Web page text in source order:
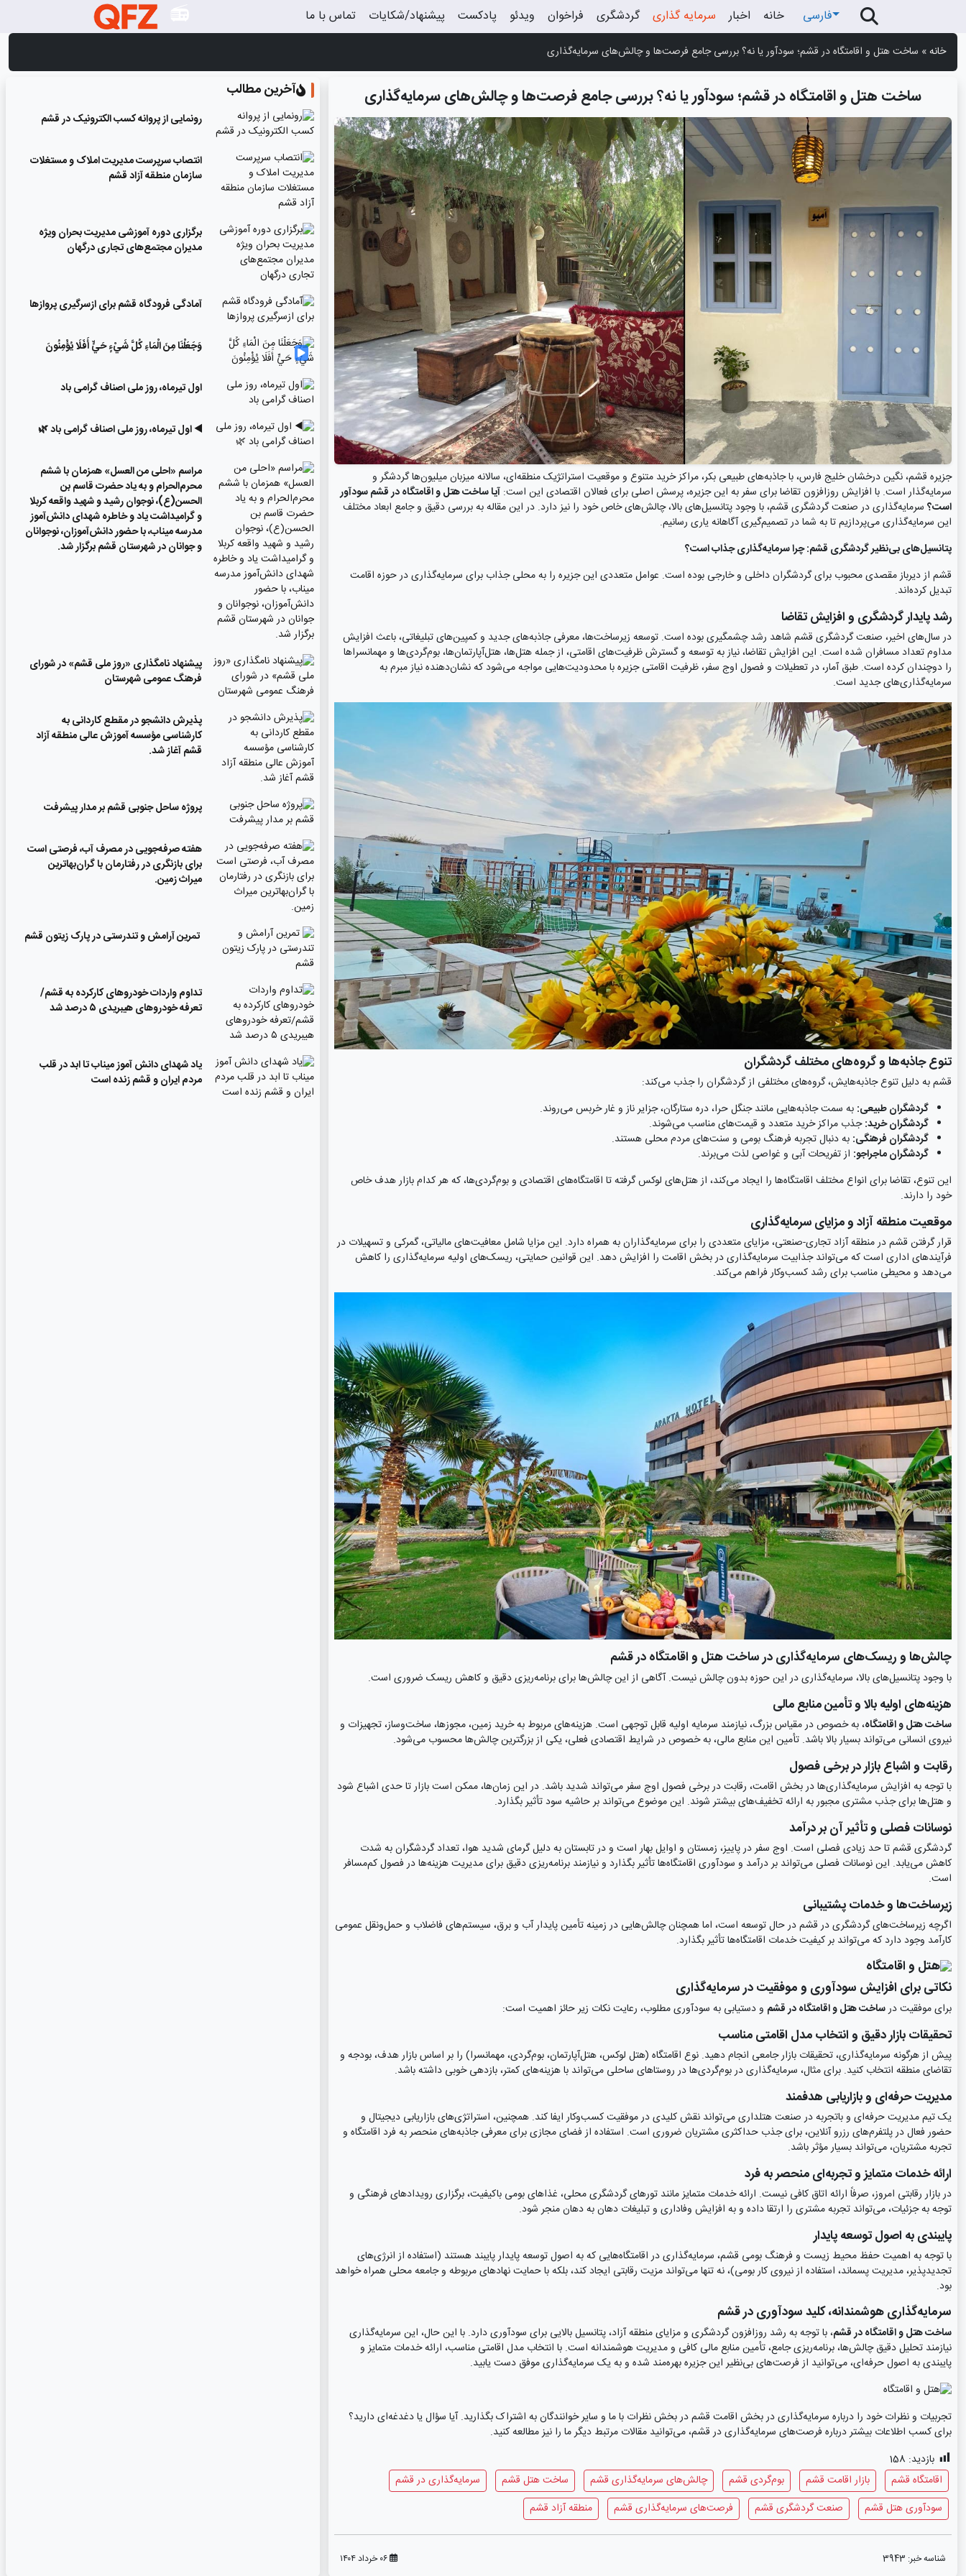
فارسی خانه اخبار سرمایه گذاری گردشگری فراخوان ویدئو پادکست پیشنهاد/شکایات تماس با ما
خانه» ساخت هتل و اقامتگاه در قشم؛ سودآور یا نه؟ بررسی جامع فرصت‌ها و چالش‌های سرمایه‌گذاری
ساخت هتل و اقامتگاه در قشم؛ سودآور یا نه؟ بررسی جامع فرصت‌ها و چالش‌های سرمایه‌گذاری
جزیره قشم، نگین درخشان خلیج فارس، با جاذبه‌های طبیعی بکر، مراکز خرید متنوع و موقعیت استراتژیک منطقه‌ای، سالانه میزبان میلیون‌ها گردشگر و
سرمایه‌گذار است. با افزایش روزافزون تقاضا برای سفر به این جزیره، پرسش اصلی برای فعالان اقتصادی این است: آیا ساخت هتل و اقامتگاه در قشم سودآور
است؟ سرمایه‌گذاری در صنعت گردشگری قشم، با وجود پتانسیل‌های بالا، چالش‌های خاص خود را نیز دارد. در این مقاله به بررسی دقیق و جامع ابعاد مختلف
این سرمایه‌گذاری می‌پردازیم تا به شما در تصمیم‌گیری آگاهانه یاری رسانیم.
پتانسیل‌های بی‌نظیر گردشگری قشم: چرا سرمایه‌گذاری جذاب است؟
قشم از دیرباز مقصدی محبوب برای گردشگران داخلی و خارجی بوده است. عوامل متعددی این جزیره را به محلی جذاب برای سرمایه‌گذاری در حوزه اقامت
تبدیل کرده‌اند.
رشد پایدار گردشگری و افزایش تقاضا
در سال‌های اخیر، صنعت گردشگری قشم شاهد رشد چشمگیری بوده است. توسعه زیرساخت‌ها، معرفی جاذبه‌های جدید و کمپین‌های تبلیغاتی، باعث افزایش
مداوم تعداد مسافران شده است. این افزایش تقاضا، نیاز به توسعه و گسترش ظرفیت‌های اقامتی، از جمله هتل‌ها، هتل‌آپارتمان‌ها، بوم‌گردی‌ها و مهمانسراها
را دوچندان کرده است. طبق آمار، در تعطیلات و فصول اوج سفر، ظرفیت اقامتی جزیره با محدودیت‌هایی مواجه می‌شود که نشان‌دهنده نیاز مبرم به
سرمایه‌گذاری‌های جدید است.
تنوع جاذبه‌ها و گروه‌های مختلف گردشگران
قشم به دلیل تنوع جاذبه‌هایش، گروه‌های مختلفی از گردشگران را جذب می‌کند:
گردشگران طبیعی: به سمت جاذبه‌هایی مانند جنگل حرا، دره ستارگان، جزایر ناز و غار خربس می‌روند.
گردشگران خرید:جذب مراکز خرید متعدد و قیمت‌های مناسب می‌شوند.
گردشگران فرهنگی: به دنبال تجربه فرهنگ بومی و سنت‌های مردم محلی هستند.
گردشگران ماجراجو: از تفریحات آبی و غواصی لذت می‌برند.
این تنوع، تقاضا برای انواع مختلف اقامتگاه‌ها را ایجاد می‌کند، از هتل‌های لوکس گرفته تا اقامتگاه‌های اقتصادی و بوم‌گردی‌ها، که هر کدام بازار هدف خاص
خود را دارند.
موقعیت منطقه آزاد و مزایای سرمایه‌گذاری
قرار گرفتن قشم در منطقه آزاد تجاری-صنعتی، مزایای متعددی را برای سرمایه‌گذاران به همراه دارد. این مزایا شامل معافیت‌های مالیاتی، گمرکی و تسهیلات در
فرآیندهای اداری است که می‌تواند جذابیت سرمایه‌گذاری در بخش اقامت را افزایش دهد. این قوانین حمایتی، ریسک‌های اولیه سرمایه‌گذاری را کاهش
می‌دهد و محیطی مناسب برای رشد کسب‌وکار فراهم می‌کند.
چالش‌ها و ریسک‌های سرمایه‌گذاری در ساخت هتل و اقامتگاه در قشم
با وجود پتانسیل‌های بالا، سرمایه‌گذاری در این حوزه بدون چالش نیست. آگاهی از این چالش‌ها برای برنامه‌ریزی دقیق و کاهش ریسک ضروری است.
هزینه‌های اولیه بالا و تأمین منابع مالی
ساخت هتل و اقامتگاه، به خصوص در مقیاس بزرگ، نیازمند سرمایه اولیه قابل توجهی است. هزینه‌های مربوط به خرید زمین، مجوزها، ساخت‌وساز، تجهیزات و
نیروی انسانی می‌تواند بسیار بالا باشد. تأمین این منابع مالی، به خصوص در شرایط اقتصادی فعلی، یکی از بزرگترین چالش‌ها محسوب می‌شود.
رقابت و اشباع بازار در برخی فصول
با توجه به افزایش سرمایه‌گذاری‌ها در بخش اقامت، رقابت در برخی فصول اوج سفر می‌تواند شدید باشد. در این زمان‌ها، ممکن است بازار تا حدی اشباع شود
و هتل‌ها برای جذب مشتری مجبور به ارائه تخفیف‌های بیشتر شوند. این موضوع می‌تواند بر حاشیه سود تأثیر بگذارد.
نوسانات فصلی و تأثیر آن بر درآمد
گردشگری قشم تا حد زیادی فصلی است. اوج سفر در پاییز، زمستان و اوایل بهار است و در تابستان به دلیل گرمای شدید هوا، تعداد گردشگران به شدت
کاهش می‌یابد. این نوسانات فصلی می‌تواند بر درآمد و سودآوری اقامتگاه‌ها تأثیر بگذارد و نیازمند برنامه‌ریزی دقیق برای مدیریت هزینه‌ها در فصول کم‌مسافر
است.
زیرساخت‌ها و خدمات پشتیبانی
اگرچه زیرساخت‌های گردشگری در قشم در حال توسعه است، اما همچنان چالش‌هایی در زمینه تأمین پایدار آب و برق، سیستم‌های فاضلاب و حمل‌ونقل عمومی
کارآمد وجود دارد که می‌تواند بر کیفیت خدمات اقامتگاه‌ها تأثیر بگذارد.
نکاتی برای افزایش سودآوری و موفقیت در سرمایه‌گذاری
برای موفقیت درساخت هتل و اقامتگاه در قشم و دستیابی به سودآوری مطلوب، رعایت نکات زیر حائز اهمیت است:
تحقیقات بازار دقیق و انتخاب مدل اقامتی مناسب
پیش از هرگونه سرمایه‌گذاری، تحقیقات بازار جامعی انجام دهید. نوع اقامتگاه (هتل لوکس، هتل‌آپارتمان، بوم‌گردی، مهمانسرا) را بر اساس بازار هدف، بودجه و
تقاضای منطقه انتخاب کنید. برای مثال، سرمایه‌گذاری در بوم‌گردی‌ها در روستاهای ساحلی می‌تواند با هزینه‌های کمتر، بازدهی خوبی داشته باشد.
مدیریت حرفه‌ای و بازاریابی هدفمند
یک تیم مدیریت حرفه‌ای و باتجربه در صنعت هتلداری می‌تواند نقش کلیدی در موفقیت کسب‌وکار ایفا کند. همچنین، استراتژی‌های بازاریابی دیجیتال و
حضور فعال در پلتفرم‌های رزرو آنلاین، برای جذب حداکثری مشتریان ضروری است. استفاده از فضای مجازی برای معرفی جاذبه‌های منحصر به فرد اقامتگاه و
تجربه مشتریان، می‌تواند بسیار مؤثر باشد.
ارائه خدمات متمایز و تجربه‌ای منحصر به فرد
در بازار رقابتی امروز، صرفاً ارائه اتاق کافی نیست. ارائه خدمات متمایز مانند تورهای گردشگری محلی، غذاهای بومی باکیفیت، برگزاری رویدادهای فرهنگی و
توجه به جزئیات، می‌تواند تجربه مشتری را ارتقا داده و به افزایش وفاداری و تبلیغات دهان به دهان منجر شود.
پایبندی به اصول توسعه پایدار
با توجه به اهمیت حفظ محیط زیست و فرهنگ بومی قشم، سرمایه‌گذاری در اقامتگاه‌هایی که به اصول توسعه پایدار پایبند هستند (استفاده از انرژی‌های
تجدیدپذیر، مدیریت پسماند، استفاده از نیروی کار بومی)، نه تنها می‌تواند مزیت رقابتی ایجاد کند، بلکه با حمایت نهادهای مربوطه و جامعه محلی همراه خواهد
بود.
سرمایه‌گذاری هوشمندانه، کلید سودآوری در قشم
ساخت هتل و اقامتگاه در قشم، با توجه به رشد روزافزون گردشگری و مزایای منطقه آزاد، پتانسیل بالایی برای سودآوری دارد. با این حال، این سرمایه‌گذاری
نیازمند تحلیل دقیق چالش‌ها، برنامه‌ریزی جامع، تأمین منابع مالی کافی و مدیریت هوشمندانه است. با انتخاب مدل اقامتی مناسب، ارائه خدمات متمایز و
پایبندی به اصول حرفه‌ای، می‌توانید از فرصت‌های بی‌نظیر این جزیره بهره‌مند شده و به یک سرمایه‌گذاری موفق دست یابید.
تجربیات و نظرات خود را درباره سرمایه‌گذاری در بخش اقامت قشم در بخش نظرات با ما و سایر خوانندگان به اشتراک بگذارید. آیا سؤال یا دغدغه‌ای دارید؟
برای کسب اطلاعات بیشتر درباره فرصت‌های سرمایه‌گذاری در قشم، می‌توانید مقالات مرتبط دیگر ما را نیز مطالعه کنید.
بازدید: 158
اقامتگاه قشم
بازار اقامت قشم بوم‌گردی قشم چالش‌های سرمایه‌گذاری قشم ساخت هتل قشم
سرمایه‌گذاری در قشم
سودآوری هتل قشم
صنعت گردشگری قشم فرصت‌های سرمایه‌گذاری قشم منطقه آزاد قشم
شناسه خبر: ۰۶ خرداد ۱۴۰۴
آخرین مطالب
رونمایی از پروانه کسب الکترونیک در قشم
انتصاب سرپرست مدیریت املاک و مستغلات
سازمان منطقه آزاد قشم
برگزاری دوره آموزشی مدیریت بحران ویژه
مدیران مجتمع‌های تجاری درگهان
آمادگی فرودگاه قشم برای ازسرگیری پروازها
وَجَعَلْنَا مِنَ الْمَاءِ كُلَّ شَيْءٍ حَيٍّ أَفَلَا يُؤْمِنُونَ
اول تیرماه، روز ملی اصناف گرامی باد
◀️ اول تیرماه، روز ملی اصناف گرامی باد 🌿
مراسم «احلی من العسل» همزمان با ششم
محرم‌الحرام و به یاد حضرت قاسم بن
الحسن(ع)، نوجوان رشید و شهید واقعه کربلا
و گرامیداشت یاد و خاطره شهدای دانش‌آموز
مدرسه میناب، با حضور دانش‌آموزان، نوجوانان
و جوانان در شهرستان قشم برگزار شد.
پیشنهاد نامگذاری «روز ملی قشم» در شورای
فرهنگ عمومی شهرستان
پذیرش دانشجو در مقطع کاردانی به
کارشناسی مؤسسه آموزش عالی منطقه آزاد
قشم آغاز شد.
پروژه ساحل جنوبی قشم بر مدار پیشرفت
‌هفته صرفه‌جویی در مصرف آب، فرصتی است
برای بازنگری در رفتارمان با گران‌بهاترین
میراث زمین.
تمرین آرامش و تندرستی در پارک زیتون قشم
تداوم واردات خودروهای کارکرده به قشم/
تعرفه خودروهای هیبریدی ۵ درصد شد
یاد شهدای دانش آموز میناب تا ابد در قلب
مردم ایران و قشم زنده است